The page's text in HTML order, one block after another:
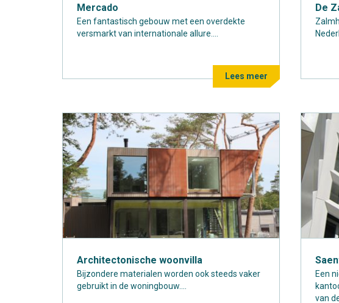
Mercado
Een fantastisch gebouw met een overdekte
versmarkt van internationale allure....
Lees meer
De
Architectonische woonvilla
Bijzondere materialen worden ook steeds vaker
gebruikt in de woningbouw....
Een
van